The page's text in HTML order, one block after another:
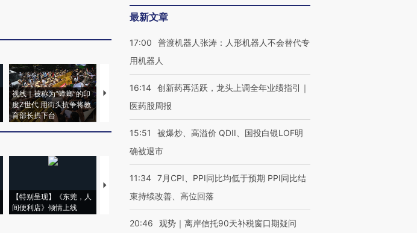
视线｜被称为“蟑螂”的印
度Z世代 用街头抗争将教
育部长拱下台
视线｜“入侵”还是“人道危
机”？难民潮撕裂西班牙
湖北宜昌局部短时降雨
哈尔滨遭遇短时极端强降
【特别呈现】《东莞，人
间便利店》倾情上线
【推广】走进第四届链博
会，让数智科技“链”接产
【特别呈现】寻找100种
有意思的生活方式·第三对
住三大增长引擎是什么？
最新文章
17:00
普渡机器人张涛：人形机器人不会替代专
用机器人
16:14 创新药再活跃，龙头上调全年业绩指引｜
医药股周报
15:51
被爆炒、高溢价 QDII、国投白银LOF明
确被退市
11:34 7月CPI、PPI同比均低于预期 PPI同比结
束持续改善、高位回落
20:46 观势｜离岸信托90天补税窗口期疑问